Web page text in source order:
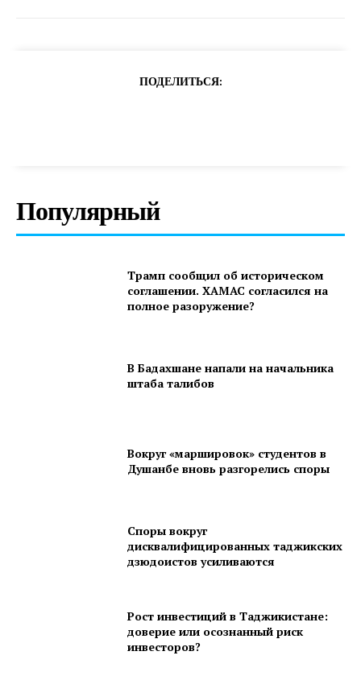
ПОДЕЛИТЬСЯ:
Популярный
Трамп сообщил об историческом
соглашении. ХАМАС согласился на
полное разоружение?
В Бадахшане напали на начальника
штаба талибов
Вокруг «маршировок» студентов в
Душанбе вновь разгорелись споры
Споры вокруг
дисквалифицированных таджикских
дзюдоистов усиливаются
Рост инвестиций в Таджикистане:
доверие или осознанный риск
инвесторов?